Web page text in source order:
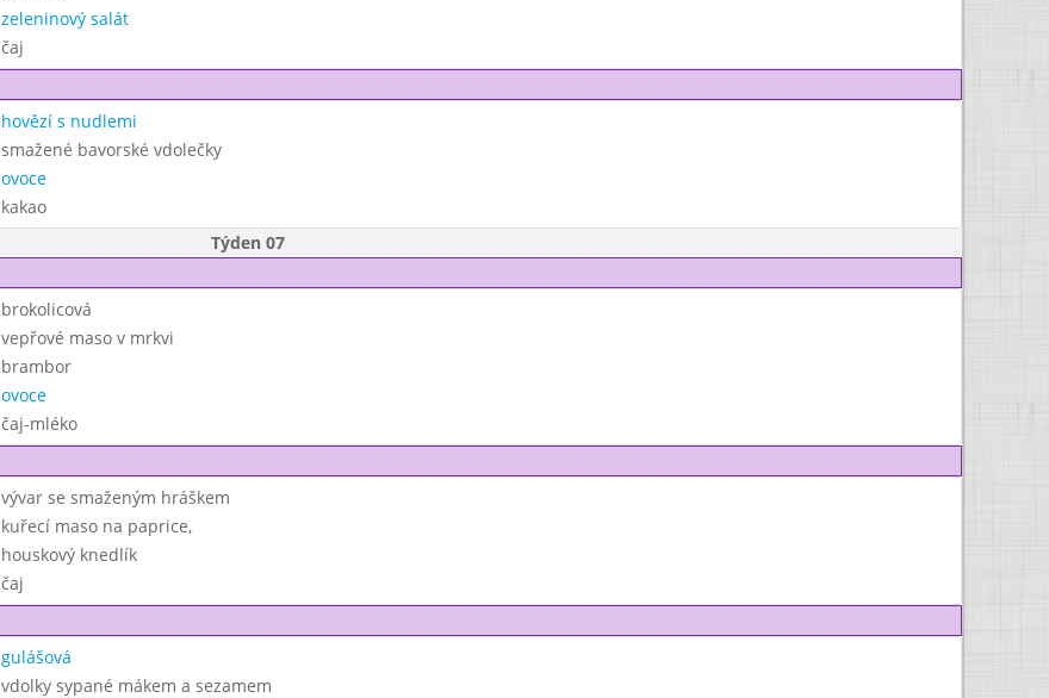
zeleninový salát
čaj
hovězí s nudlemi
smažené bavorské vdolečky
ovoce
kakao
Týden 07
brokolicová
vepřové maso v mrkvi
brambor
ovoce
čaj-mléko
vývar se smaženým hráškem
kuřecí maso na paprice,
houskový knedlík
čaj
gulášová
vdolky sypané mákem a sezamem